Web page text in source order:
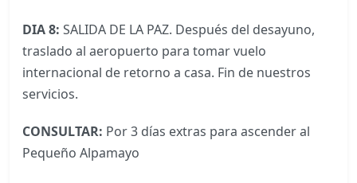
DIA 8: SALIDA DE LA PAZ. Después del desayuno,
traslado al aeropuerto para tomar vuelo
internacional de retorno a casa. Fin de nuestros
servicios.
CONSULTAR: Por 3 días extras para ascender al
Pequeño Alpamayo